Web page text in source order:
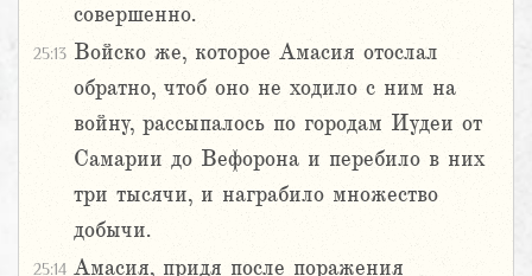
совершенно.
25:13 Войско же, которое Амасия отослал
обратно, чтоб оно не ходило с ним на
войну, рассыпалось по городам Иудеи от
Самарии до Вефорона и перебило в них
три тысячи, и награбило множество
добычи.
25:14 Амасия, придя после поражения